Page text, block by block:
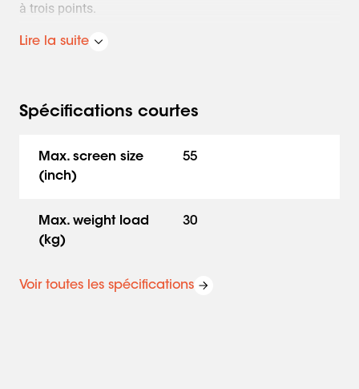
à trois points.
Plaque de sol exclusive
Lire la suite
Spécifications courtes
Max. screen size
(inch)
55
Max. weight load
(kg)
30
Voir toutes les spécifications